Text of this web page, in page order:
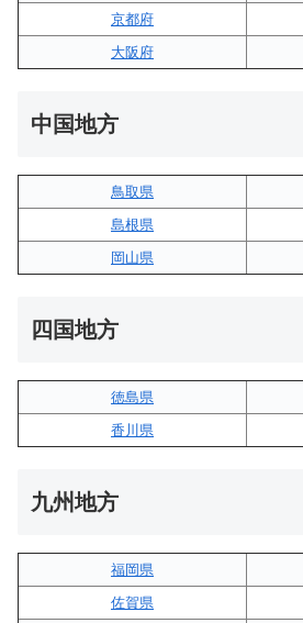
京都府
大阪府
中国地方
鳥取県
島根県
岡山県
四国地方
徳島県
香川県
九州地方
福岡県
佐賀県